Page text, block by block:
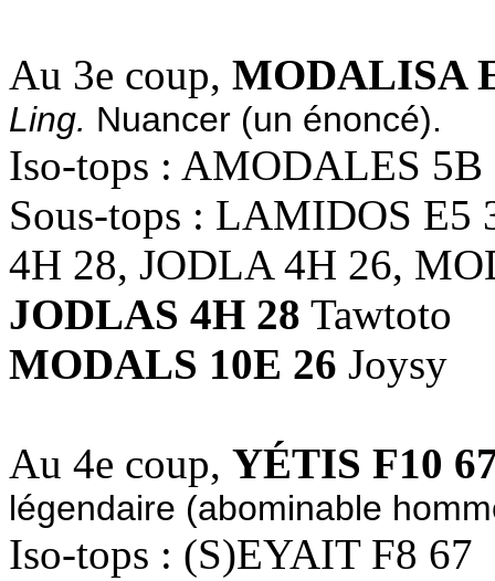
Au 3e coup, MODALISA
Ling. Nuancer (un énoncé).
Iso-tops : AMODALES 5B
Sous-tops : LAMIDOS
4H 28, JODLA 4H 26,
JODLAS 4H 28 Tawtoto
MODALS 10E 26 Joysy
Au 4e coup, YÉTIS F10
légendaire (abominable
Iso-tops : (S)EYAIT F8 67